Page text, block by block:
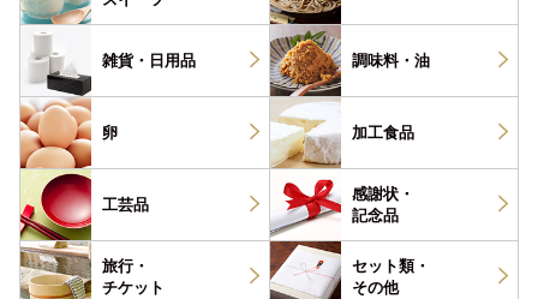
雑貨・ 日用品 調味料・ 油
卵 加工食品
工芸品
感謝状・
記念品
旅行・
チケット
セット類・
その他